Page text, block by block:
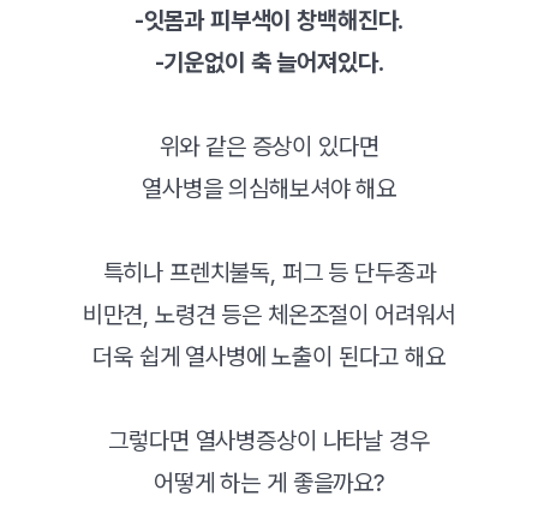
-잇몸과 피부색이 창백해진다.
-기운없이 축 늘어져있다.
위와 같은 증상이 있다면
열사병을 의심해보셔야 해요
특히나 프렌치불독, 퍼그 등 단두종과
비만견, 노령견 등은 체온조절이 어려워서
더욱 쉽게 열사병에 노출이 된다고 해요
그렇다면 열사병증상이 나타날 경우
어떻게 하는 게 좋을까요?